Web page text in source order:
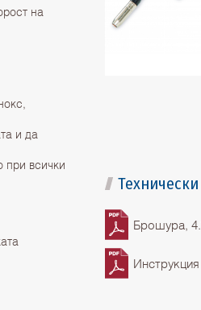
на
и да
при всички
Брошура,